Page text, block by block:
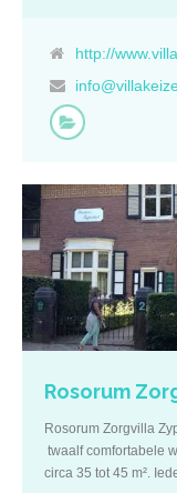
totaal van 11
Iedere gast huurt
slaapkamer, pantry
gemaakt worden
woon- en
kunnen maken van
boodschap bij de
park. Zorg Bij
aanwezig. De
en helpen u graag. In
als alle
permanent kan
http://
Rosorum
Rosorum Zorgvilla
twaalf comfortabele
circa 35 tot 45 m².